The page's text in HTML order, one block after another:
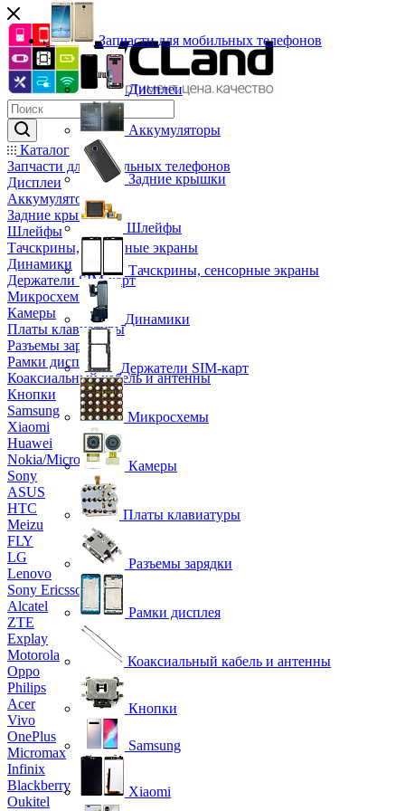
Каталог
Запчасти для мобильных телефонов
Дисплеи
Аккумуляторы
Задние крышки
Шлейфы
Тачскрины, сенсорные экраны
Динамики
Держатели SIM-карт
Микросхемы
Камеры
Платы клавиатуры
Разъемы зарядки
Рамки дисплея
Коаксиальный кабель и антенны
Кнопки
Samsung
Xiaomi
Huawei
Nokia/Microsoft
Sony
ASUS
HTC
Meizu
FLY
LG
Lenovo
Sony Ericsson
Alcatel
ZTE
Explay
Motorola
Oppo
Philips
Acer
Vivo
OnePlus
Micromax
Infinix
Blackberry
Oukitel
Запчасти для мобильных телефонов
Дисплеи
Аккумуляторы
Задние крышки
Шлейфы
Тачскрины, сенсорные экраны
Динамики
Держатели SIM-карт
Микросхемы
Камеры
Платы клавиатуры
Разъемы зарядки
Рамки дисплея
Коаксиальный кабель и антенны
Кнопки
Samsung
Xiaomi